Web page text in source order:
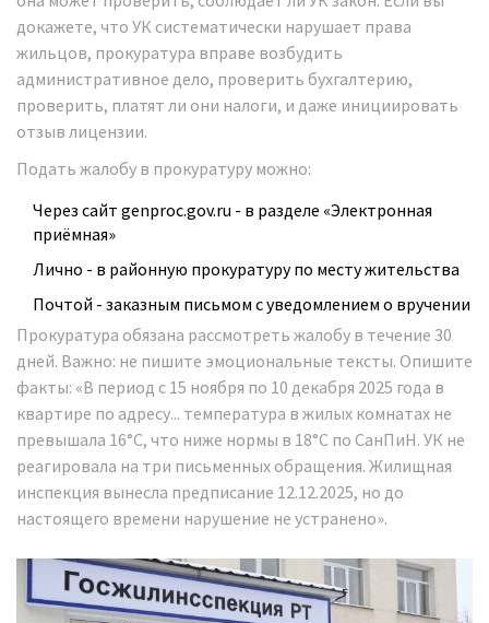
докажете, что УК систематически нарушает права
жильцов, прокуратура вправе возбудить
административное дело, проверить бухгалтерию,
проверить, платят ли они налоги, и даже инициировать
отзыв лицензии.
Подать жалобу в прокуратуру можно:
Через сайт genproc.gov.ru - в разделе «Электронная
приёмная»
Лично - в районную прокуратуру по месту жительства
Почтой - заказным письмом с уведомлением о вручении
Прокуратура обязана рассмотреть жалобу в течение 30
дней. Важно: не пишите эмоциональные тексты. Опишите
факты: «В период с 15 ноября по 10 декабря 2025 года в
квартире по адресу... температура в жилых комнатах не
превышала 16°C, что ниже нормы в 18°C по СанПиН. УК не
реагировала на три письменных обращения. Жилищная
инспекция вынесла предписание 12.12.2025, но до
настоящего времени нарушение не устранено».